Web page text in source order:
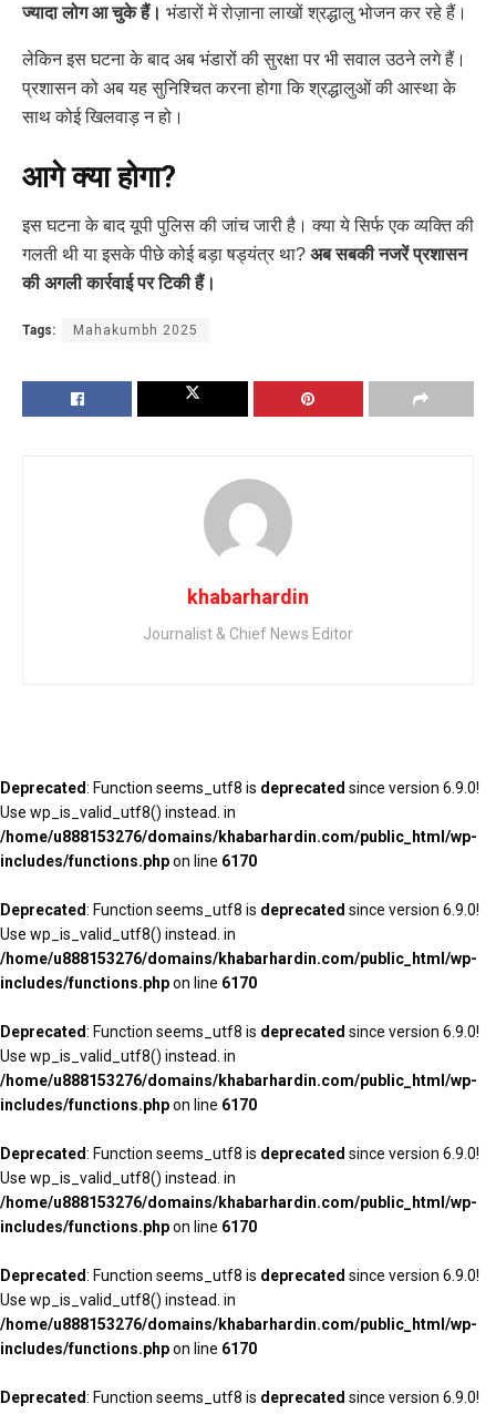
ज्यादा लोग आ चुके हैं। भंडारों में रोज़ाना लाखों श्रद्धालु भोजन कर रहे हैं।
लेकिन इस घटना के बाद अब भंडारों की सुरक्षा पर भी सवाल उठने लगे हैं।
प्रशासन को अब यह सुनिश्चित करना होगा कि श्रद्धालुओं की आस्था के
साथ कोई खिलवाड़ न हो।
आगे क्या होगा?
इस घटना के बाद यूपी पुलिस की जांच जारी है। क्या ये सिर्फ एक व्यक्ति की
गलती थी या इसके पीछे कोई बड़ा षड्यंत्र था? अब सबकी नजरें प्रशासन
की अगली कार्रवाई पर टिकी हैं।
Tags: Mahakumbh 2025
khabarhardin
Journalist & Chief News Editor
Deprecated: Function seems_utf8 is deprecated since version 6.9.0!
Use wp_is_valid_utf8() instead. in
/home/u888153276/domains/khabarhardin.com/public_html/wp-
includes/functions.phpon line 6170
Deprecated: Function seems_utf8 is deprecated since version 6.9.0!
Use wp_is_valid_utf8() instead. in
/home/u888153276/domains/khabarhardin.com/public_html/wp-
includes/functions.phpon line 6170
Deprecated: Function seems_utf8 is deprecated since version 6.9.0!
Use wp_is_valid_utf8() instead. in
/home/u888153276/domains/khabarhardin.com/public_html/wp-
includes/functions.phpon line 6170
Deprecated: Function seems_utf8 is deprecated since version 6.9.0!
Use wp_is_valid_utf8() instead. in
/home/u888153276/domains/khabarhardin.com/public_html/wp-
includes/functions.phpon line 6170
Deprecated: Function seems_utf8 is deprecated since version 6.9.0!
Use wp_is_valid_utf8() instead. in
/home/u888153276/domains/khabarhardin.com/public_html/wp-
includes/functions.phpon line 6170
Deprecated: Function seems_utf8 is deprecated since version 6.9.0!